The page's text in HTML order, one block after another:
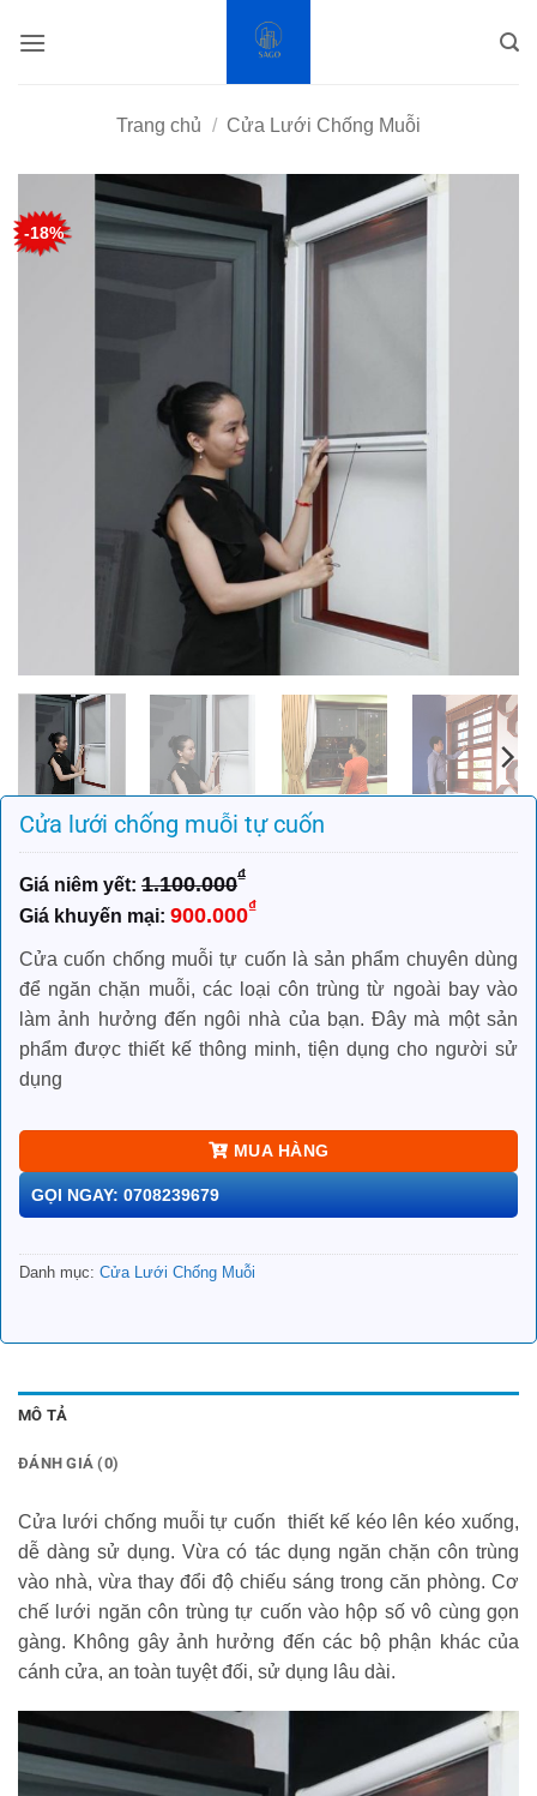
qua
Trang chủ / Cửa Lưới Chống Muỗi
-18%
Cửa lưới chống muỗi tự cuốn
1.100.000₫
Giá
gốc
là:
1.100.000₫.
900.000₫Giá
tại
là:
900.000₫.
Cửa cuốn chống muỗi tự cuốn là sản phẩm chuyên dùng
để ngăn chặn muỗi, các loại côn trùng từ ngoài bay vào
làm ảnh hưởng đến ngôi nhà của bạn. Đây mà một sản
phẩm được thiết kế thông minh, tiện dụng cho người sử
dụng
MUA HÀNG
GỌI NGAY: 0708239679
Danh mục: Cửa Lưới Chống Muỗi
MÔ TẢ
ĐÁNH GIÁ (0)
Cửa lưới chống muỗi tự cuốn thiết kế kéo lên kéo xuống,
dễ dàng sử dụng. Vừa có tác dụng ngăn chặn côn trùng
vào nhà, vừa thay đổi độ chiếu sáng trong căn phòng. Cơ
chế lưới ngăn côn trùng tự cuốn vào hộp số vô cùng gọn
gàng. Không gây ảnh hưởng đến các bộ phận khác của
cánh cửa, an toàn tuyệt đối, sử dụng lâu dài.